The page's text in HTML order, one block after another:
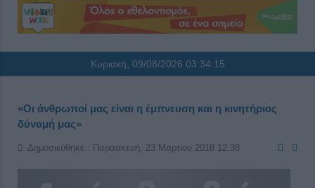
Κυριακή, 09/08/2026 03:34:16
«Οι άνθρωποί μας είναι η έμπνευση και η κινητήριος
δύναμή μας»
Δημοσιεύθηκε : Παρασκευή, 23 Μαρτίου 2018 12:38